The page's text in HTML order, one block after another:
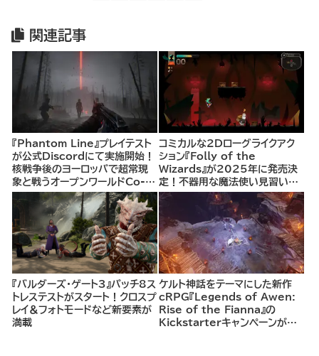
関連記事
『Phantom Line』プレイテスト
が公式Discordにて実施開始！
核戦争後のヨーロッパで超常現
象と戦うオープンワールドCo-
opシューター
コミカルな2Dローグライクアク
ション『Folly of the
Wizards』が2025年に発売決
定！不器用な魔法使い見習いと
して、ランダム生成ダンジョンを
探索し、世界を救う冒険へ。
『バルダーズ・ゲート3』パッチ8ス
トレステストがスタート！クロスプ
レイ＆フォトモードなど新要素が
満載
ケルト神話をテーマにした新作
cRPG『Legends of Awen:
Rise of the Fianna』の
Kickstarterキャンペーンがま